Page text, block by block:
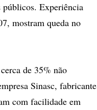
públicos. Experiência
mostram queda no
de 35% não
Sinasc, fabricante
com facilidade em